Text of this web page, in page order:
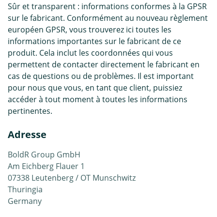
Sûr et transparent : informations conformes à la GPSR
sur le fabricant. Conformément au nouveau règlement
européen GPSR, vous trouverez ici toutes les
informations importantes sur le fabricant de ce
produit. Cela inclut les coordonnées qui vous
permettent de contacter directement le fabricant en
cas de questions ou de problèmes. Il est important
pour nous que vous, en tant que client, puissiez
accéder à tout moment à toutes les informations
pertinentes.
Adresse
BoldR Group GmbH
Am Eichberg Flauer 1
07338 Leutenberg / OT Munschwitz
Thuringia
Germany